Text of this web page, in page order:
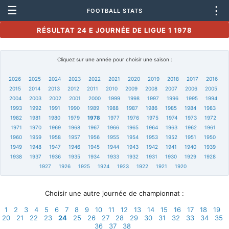
☰ FOOTBALL STATS ⋮
RÉSULTAT 24 E JOURNÉE DE LIGUE 1 1978
Cliquez sur une année pour choisir une saison :
2026 2025 2024 2023 2022 2021 2020 2019 2018 2017
2016
2015
2014 2013 2012 2011 2010 2009 2008 2007 2006
2005
2004
2003 2002 2001 2000 1999 1998 1997 1996 1995
1994
1993
1992 1991 1990 1989 1988 1987 1986 1985 1984
1983
1982
1981 1980 1979 1978 1977 1976 1975 1974 1973
1972
1971
1970 1969 1968 1967 1966 1965 1964 1963 1962
1961
1960
1959 1958 1957 1956 1955 1954 1953 1952 1951
1950
1949
1948 1947 1946 1945 1944 1943 1942 1941 1940
1939
1938
1937 1936 1935 1934 1933 1932 1931 1930 1929
1928
1927
1926 1925 1924 1923 1922 1921 1920
Choisir une autre journée de championnat :
1
2 3 4 5 6 7 8 9 10 11 12 13 14 15 16 17 18
19
20
21 22 23 24 25 26 27 28 29 30 31 32 33 34
35
36
37 38